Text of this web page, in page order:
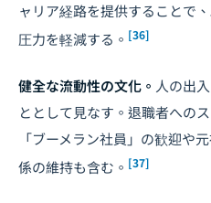
ャリア経路を提供することで
圧力を軽減する。 [36]
健全な流動性の文化。 人の出
ととして見なす。退職者への
「ブーメラン社員」の歓迎や
係の維持も含む。 [37]